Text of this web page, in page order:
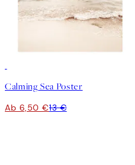
Calming Sea Poster
Ab 6,50 €13 €